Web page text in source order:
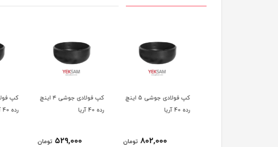
کپ فولادی جوشی 5 اینچ
802,000 تومان
کپ فولادی جوشی ۴ اینچ
529,000 تومان